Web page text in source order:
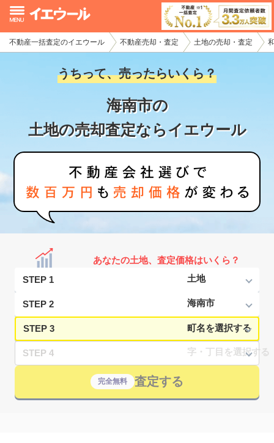
不動産一括査定のイエウール 不動産売却・査定 土地の売却・査定
うちって、売ったらいくら？
海南市の
土地の売却査定ならイエウール
あなたの土地、査定価格はいくら？
STEP 1
STEP 2
STEP 3
STEP 4
完全無料 査定する
イエウール加盟希望の不動産会社様
初めての方へ
不動産の売却・一括査定
家査定シミュレーター
お問い合わせ